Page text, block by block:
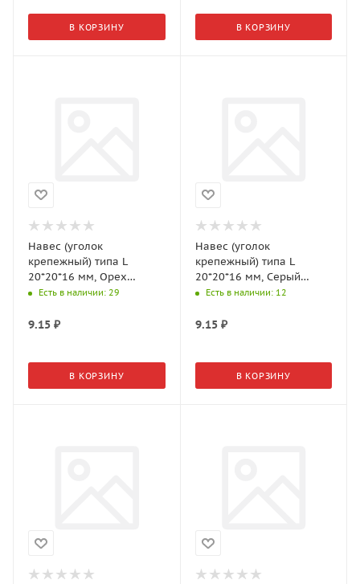
В КОРЗИНУ В КОРЗИНУ
Навес (уголок
крепежный) типа L
20*20*16 мм, Орех
арт.0306382
Есть в наличии: 29
9.15 ₽
В КОРЗИНУ
Навес (уголок
крепежный) типа L
20*20*16 мм, Серый
арт.0306383
Есть в наличии: 12
9.15₽
В КОРЗИНУ